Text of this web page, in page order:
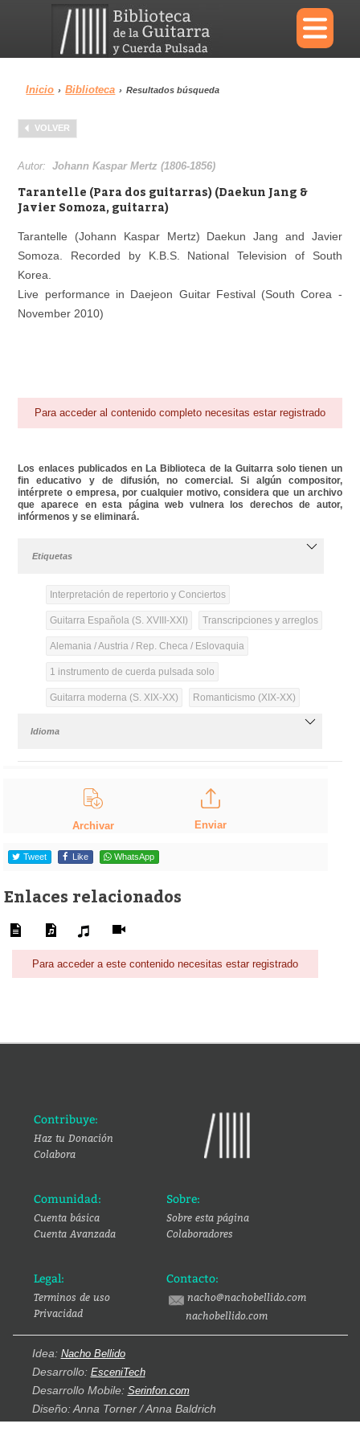
×
Menu
Biblioteca
Área personal Reproductor
Inicio › Biblioteca › Resultados búsqueda
VOLVER
Autor:Johann Kaspar Mertz (1806-1856)
Tarantelle (Para dos guitarras) (Daekun Jang &
Javier Somoza, guitarra)
Tarantelle (Johann Kaspar Mertz) Daekun Jang and Javier
Somoza. Recorded by K.B.S. National Television of South
Korea.
Live performance in Daejeon Guitar Festival (South Corea -
November 2010)
Para acceder al contenido completo necesitas estar registrado
Los enlaces publicados en La Biblioteca de la Guitarra solo tienen un
fin educativo y de difusión, no comercial. Si algún compositor,
intérprete o empresa, por cualquier motivo, considera que un archivo
que aparece en esta página web vulnera los derechos de autor,
infórmenos y se eliminará.
Etiquetas
Interpretación de repertorio y Conciertos
Guitarra Española (S. XVIII-XXI) Transcripciones y arreglos
Alemania / Austria / Rep. Checa / Eslovaquia
1 instrumento de cuerda pulsada solo
Guitarra moderna (S. XIX-XX) Romanticismo (XIX-XX)
Idioma
Archivar Enviar
Tweet Like WhatsApp
Enlaces relacionados
Para acceder a este contenido necesitas estar registrado
Contribuye:
Haz tu Donación
Colabora
Comunidad:
Cuenta básica
Cuenta Avanzada
Sobre:
Sobre esta página
Colaboradores
Legal:
Terminos de uso
Privacidad
Contacto:
nacho@nachobellido.com
nachobellido.com
Idea: Nacho Bellido
Desarrollo: EsceniTech
Desarrollo Mobile: Serinfon.com
Diseño: Anna Torner / Anna Baldrich